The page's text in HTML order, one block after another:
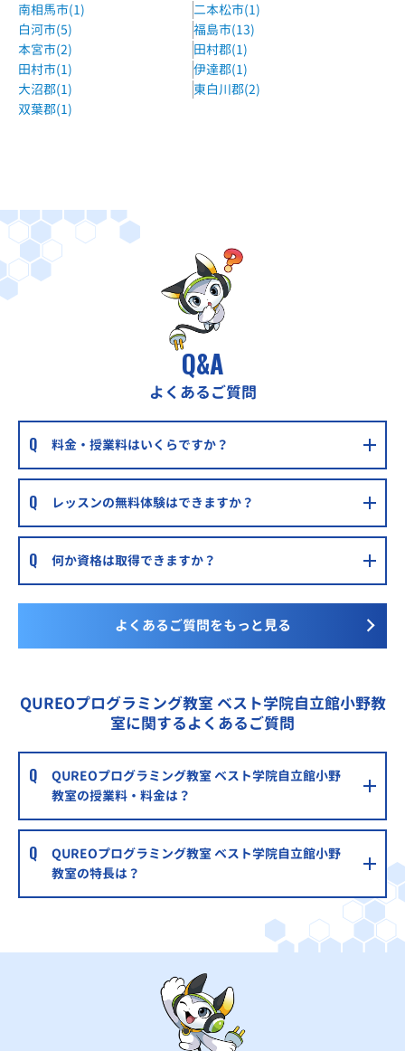
南相馬市(1)
二本松市(1)
白河市(5)
福島市(13)
本宮市(2)
田村郡(1)
田村市(1)
伊達郡(1)
大沼郡(1)
東白川郡(2)
双葉郡(1)
Q&A
よくあるご質問
料金・授業料はいくらですか？
レッスンの無料体験はできますか？
何か資格は取得できますか？
よくあるご質問をもっと見る
QUREOプログラミング教室 ベスト学院自立館小野教
室に関するよくあるご質問
QUREOプログラミング教室 ベスト学院自立館小野
教室の授業料・料金は？
QUREOプログラミング教室 ベスト学院自立館小野
教室の特長は？